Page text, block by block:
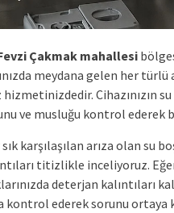
Çakmak mahallesi
meydana gelen her
Cihazınızın
ve musluğu kontrol ederek
karşılaşılan arıza olan su
titizlikle inceliyoruz.
deterjan kalıntıları
kontrol ederek sorunu ortaya